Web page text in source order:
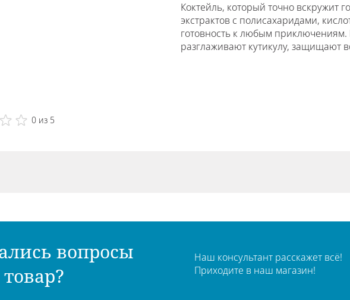
Коктейль, который точно вскружит
экстрактов с полисахаридами,
готовность к любым
разглаживают кутикулу, защищают
0 из 5
вопросы
Наш консультант расскажет всё!
Приходите в наш магазин!